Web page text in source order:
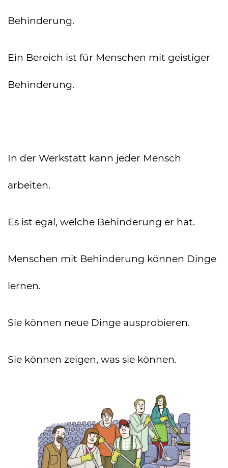
Behinderung.
Ein Bereich ist für Menschen mit geistiger
Behinderung.
In der Werkstatt kann jeder Mensch
arbeiten.
Es ist egal, welche Behinderung er hat.
Menschen mit Behinderung können Dinge
lernen.
Sie können neue Dinge ausprobieren.
Sie können zeigen, was sie können.